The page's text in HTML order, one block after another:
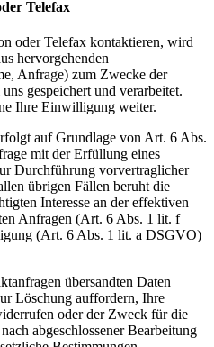
Telefax
oder Telefax kontaktieren, wird
hervorgehenden
Anfrage) zum Zwecke der
gespeichert und verarbeitet.
Ihre Einwilligung weiter.
auf Grundlage von Art. 6 Abs.
mit der Erfüllung eines
Durchführung vorvertraglicher
übrigen Fällen beruht die
Interesse an der effektiven
Anfragen (Art. 6 Abs. 1 lit. f
(Art. 6 Abs. 1 lit. a DSGVO)
übersandten Daten
Löschung auffordern, Ihre
oder der Zweck für die
abgeschlossener Bearbeitung